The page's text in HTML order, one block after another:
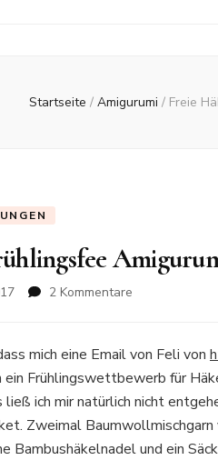
Startseite / Amigurumi / Freie
2 Kommentare
Frühlingsfee
Puppe
häkeln
mich eine Email von Feli von
Frühlingswettbewerb für
ich mir natürlich nicht
Zweimal Baumwollmischgarn
Bambushäkelnadel und ein